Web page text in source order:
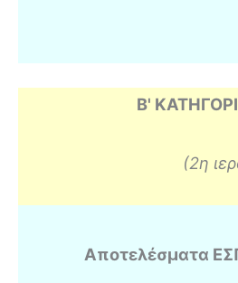
Β'
(2η
Αποτελέσματα